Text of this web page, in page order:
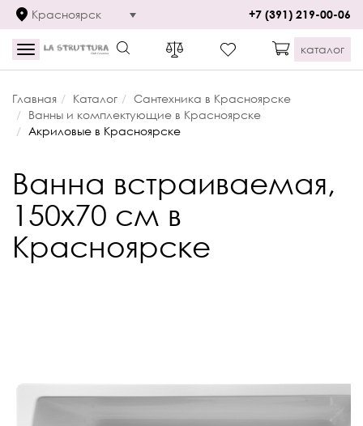
Красноярск +7 (391) 219-00-06
Toggle
navigation
каталог
Главная Каталог
Сантехника в Красноярске
Ванны и комплектующие в Красноярске
Акриловые в Красноярске
Ванна встраиваемая,
150x70 см в
Красноярске